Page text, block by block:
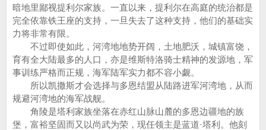
暗地里鄙视提利尔家族。一直以来，提利尔在高庭的统治都是
完全依靠铁王座的支持，一旦失去了这种支持，他们的基础实
力将非常有限。
不过即使如此，河湾地地势开阔，土地肥沃，城镇富饶，
育有全大陆最多的人口，亦是维斯特洛骑士精神的发源地，军
事训练严格而正规，海军陆军实力都不容小觑。
所以凯撒斯才会选择与多恩结盟从陆路进军河湾地，从而
规避河湾地的海军战舰。
角陵是塔利家族坐落在赤红山脉山麓的多恩边疆地的族
堡，富裕坚固而又以尚武为荣，现任领主是蓝道·塔利。他刻